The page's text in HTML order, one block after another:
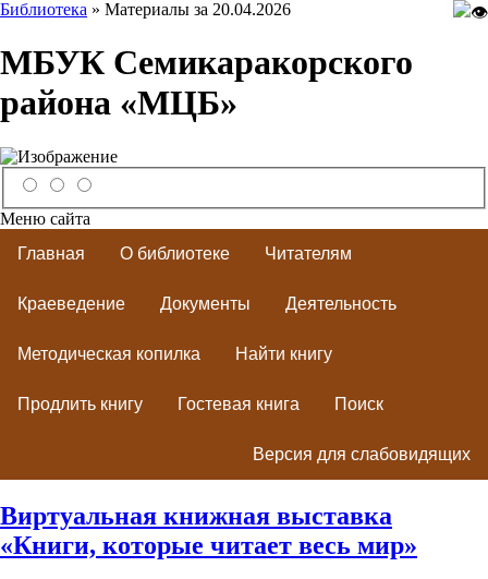
Библиотека » Материалы за 20.04.2026
МБУК Семикаракорского
района «МЦБ»
Меню сайта
Главная
О библиотеке Читателям
Краеведение Документы Деятельность
Методическая копилка Найти книгу
Продлить книгу Гостевая книга Поиск
Версия для слабовидящих
Виртуальная книжная выставка
«Книги, которые читает весь мир»